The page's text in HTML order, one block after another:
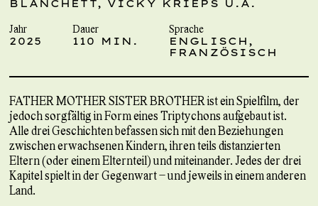
BLANCHETT, VICKY KRIEPS U.A.
Jahr
2025
Dauer
110 MIN.
Sprache
ENGLISCH,
FRANZÖSISCH
FATHER MOTHER SISTER BROTHER ist ein Spielfilm, der
jedoch sorgfältig in Form eines Triptychons aufgebaut ist.
Alle drei Geschichten befassen sich mit den Beziehungen
zwischen erwachsenen Kindern, ihren teils distanzierten
Eltern (oder einem Elternteil) und miteinander. Jedes der drei
Kapitel spielt in der Gegenwart – und jeweils in einem anderen
Land.